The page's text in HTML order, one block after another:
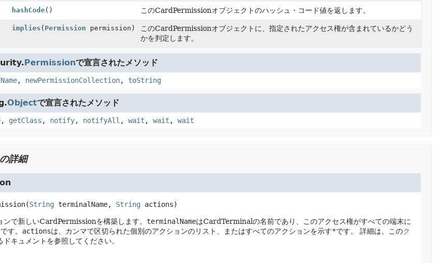
hashCode() このCardPermissionオブジェクトのハッシュ・コード値を返します。
implies ( Permission permission)
このCardPermissionオブジェクトに、指定されたアクセス権が含まれているかどう
かを判定します。
Permissionで宣言されたメソッド
, newPermissionCollection, toString
Objectで宣言されたメソッド
, getClass , notify, notifyAll , wait , wait , wait
詳細
(String terminalName, String actions)
ンで新しいCardPermissionを構築します。 terminalNameはCardTerminalの名前であり、このアクセス権がすべての端末に
です。 actionsは、カンマで区切られた個別のアクションのリスト、またはすべてのアクションを示す*です。 詳細は、このク
キュメントを参照してください。